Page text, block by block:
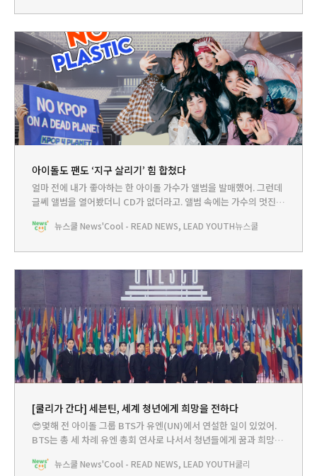
아이돌도 팬도 ‘지구 살리기’ 힘 합쳤다
얼마 전에 내가 좋아하는 한 아이돌 가수가 앨범을 발매했어. 그런데
글쎄 앨범을 열어봤더니 CD가 없더라고. 앨범 속에는 가수의 멋진
게 어떻게 된 일일까? 깜빡하고 CD를 넣지 않은 게 아닐까? 쿨리가
뉴스쿨 News'Cool - READ NEWS, LEAD YOUTH뉴스쿨
[쿨리가 간다] 세븐틴, 세계 청년에게 희망을 전하다
😎몇해 전 아이돌 그룹 BTS가 유엔(UN)에서 연설한 일이 있었어.
BTS는 총 세 차례 유엔 총회 연사로 나서서 청년들에게 꿈과 희망을
유엔에서 연설을 했다고 해. 바로 세븐틴이야. 데뷔 9년차, BTS 못지
뉴스쿨 News'Cool - READ NEWS, LEAD YOUTH쿨리